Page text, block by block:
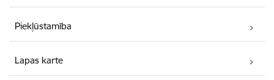
Piekļūstamība
Lapas karte